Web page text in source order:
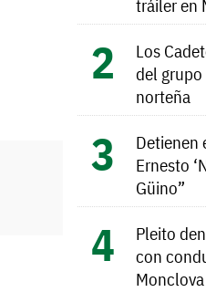
tráiler en
Los
del
norteña
Detienen
Ernesto
Güino”
Pleito
con
Monclova